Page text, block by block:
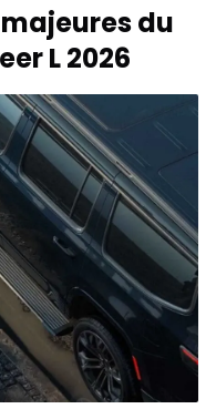
du
L 2026